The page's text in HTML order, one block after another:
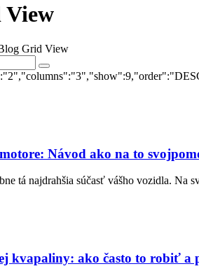
Grid View
Search
Návod ako na to
tá najdrahšia súčasť vášho vozidla. Na
kvapaliny: ako často to robiť a